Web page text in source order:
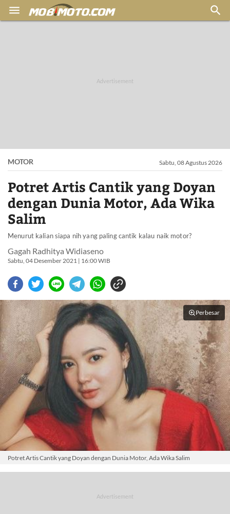
 
MOTOR Sabtu, 08 Agustus 2026
Potret Artis Cantik yang Doyan
dengan Dunia Motor, Ada Wika
Salim
Menurut kalian siapa nih yang paling cantik kalau naik motor?
Gagah Radhitya Widiaseno
Sabtu, 04 Desember 2021 | 16:00 WIB
Perbesar
Potret Artis Cantik yang Doyan dengan Dunia Motor, Ada Wika Salim